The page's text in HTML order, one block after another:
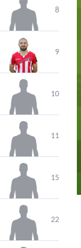
8
9
10
11
15
22